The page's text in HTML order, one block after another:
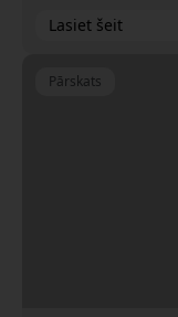
Lasiet šeit
Pārskats